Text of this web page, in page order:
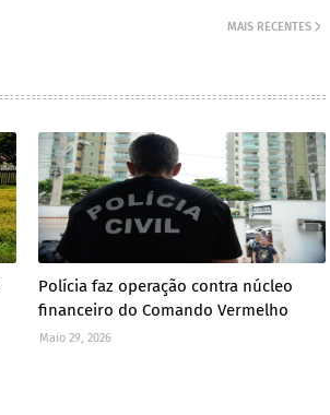
MAIS RECENTES
Polícia faz operação contra núcleo
financeiro do Comando Vermelho
Maio 29, 2026